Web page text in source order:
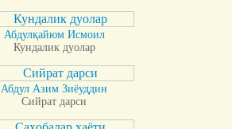
Абдулқайюм Исмоил
Кундалик дуолар
Абдул Азим Зиёуддин
Сийрат дарси